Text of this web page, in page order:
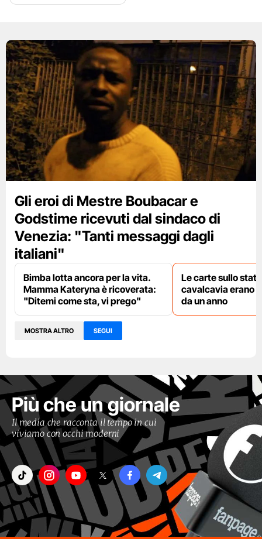
Gli eroi di Mestre Boubacar e
Godstime ricevuti dal sindaco di
Venezia: "Tanti messaggi dagli
italiani"
Bimba lotta ancora per la vita.
Mamma Kateryna è ricoverata:
"Ditemi come sta, vi prego"
Le carte sullo
cavalcavia erano
da un anno
MOSTRA ALTRO SEGUI
Più che un giornale
Il media che racconta il tempo in cui
viviamo con occhi moderni